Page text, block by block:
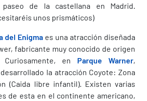
de la castellana en Madrid.
unos prismáticos)
del Enigma es una atracción diseñada
fabricante muy conocido de origen
Curiosamente, en Parque Warner,
la atracción Coyote: Zona
(Caida libre infantil). Existen varias
de esta en el continente americano,